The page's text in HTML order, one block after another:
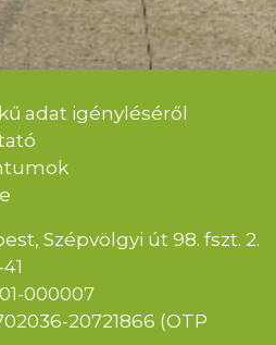
adat igényléséről
Szépvölgyi út 98. fszt. 2.
000007
20721866 (OTP